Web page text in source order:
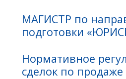
МАГИСТР по
подготовки
Нормативное
сделок по